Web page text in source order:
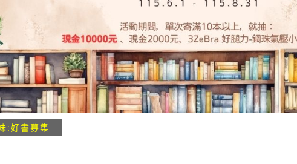
:好書募集